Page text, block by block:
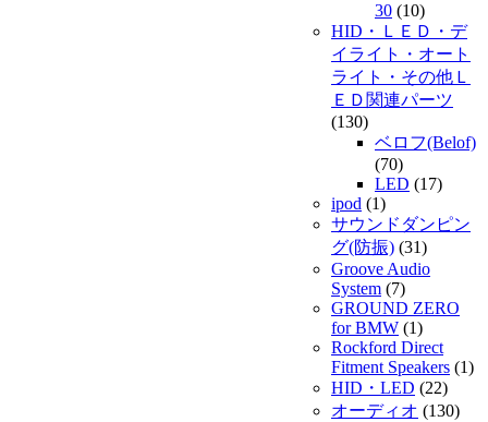
30 (10)
HID・ＬＥＤ・デ
イライト・オート
ライト・その他Ｌ
ＥＤ関連パーツ
(130)
ベロフ(Belof)
(70)
LED (17)
ipod (1)
サウンドダンピン
グ(防振) (31)
Groove Audio
System (7)
GROUND ZERO
for BMW (1)
Rockford Direct
Fitment Speakers (1)
HID・LED (22)
オーディオ (130)